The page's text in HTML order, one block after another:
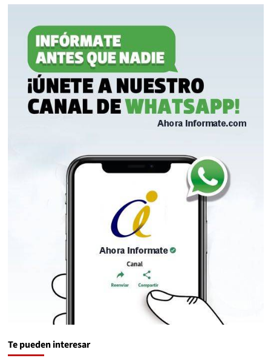
Te pueden interesar